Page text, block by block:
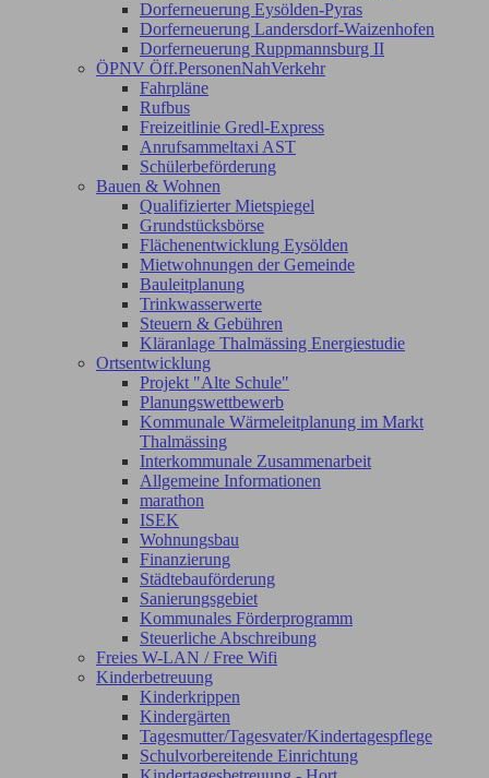
Dorferneuerung Eysölden-Pyras
Dorferneuerung Landersdorf-Waizenhofen
Dorferneuerung Ruppmannsburg II
ÖPNV Öff.PersonenNahVerkehr
Fahrpläne
Rufbus
Freizeitlinie Gredl-Express
Anrufsammeltaxi AST
Schülerbeförderung
Bauen & Wohnen
Qualifizierter Mietspiegel
Grundstücksbörse
Flächenentwicklung Eysölden
Mietwohnungen der Gemeinde
Bauleitplanung
Trinkwasserwerte
Steuern & Gebühren
Kläranlage Thalmässing Energiestudie
Ortsentwicklung
Projekt "Alte Schule"
Planungswettbewerb
Kommunale Wärmeleitplanung im Markt
Thalmässing
Interkommunale Zusammenarbeit
Allgemeine Informationen
marathon
ISEK
Wohnungsbau
Finanzierung
Städtebauförderung
Sanierungsgebiet
Kommunales Förderprogramm
Steuerliche Abschreibung
Freies W-LAN / Free Wifi
Kinderbetreuung
Kinderkrippen
Kindergärten
Tagesmutter/Tagesvater/Kindertagespflege
Schulvorbereitende Einrichtung